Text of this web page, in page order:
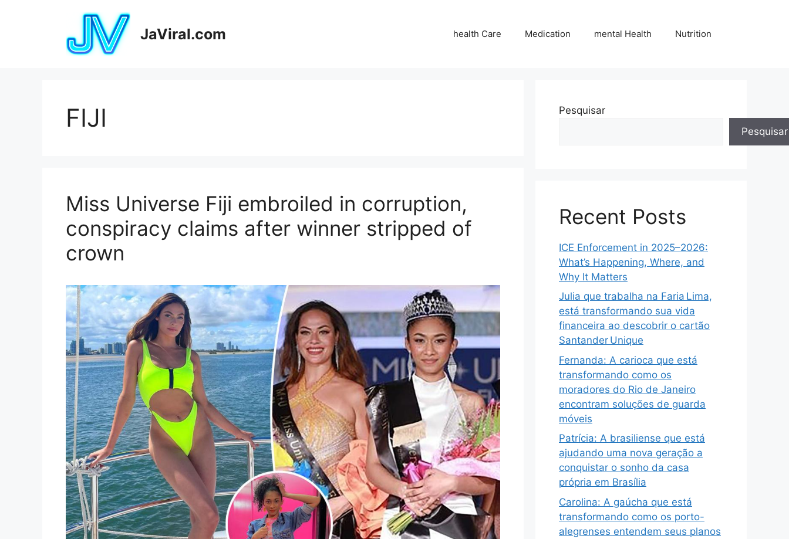
JaViral.com health Care Medication mental Health Nutrition
FIJI
Miss Universe Fiji embroiled in corruption,
conspiracy claims after winner stripped of
crown
Pesquisar
Pesquisar
Recent Posts
ICE Enforcement in 2025–2026:
What’s Happening, Where, and
Why It Matters
Julia que trabalha na Faria Lima,
está transformando sua vida
financeira ao descobrir o cartão
Santander Unique
Fernanda: A carioca que está
transformando como os
moradores do Rio de Janeiro
encontram soluções de guarda
móveis
Patrícia: A brasiliense que está
ajudando uma nova geração a
conquistar o sonho da casa
própria em Brasília
Carolina: A gaúcha que está
transformando como os porto-
alegrenses entendem seus planos